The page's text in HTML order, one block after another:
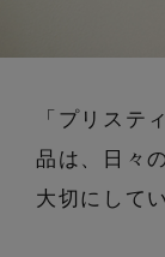
【リネン】
【レース】
カットソー
シューズ
すべてのシ
サンダル
バッグ・財布
すべてのバ
ファッション
エル・ショッ
お知らせ
「プリステ
品は、日々
大切にして